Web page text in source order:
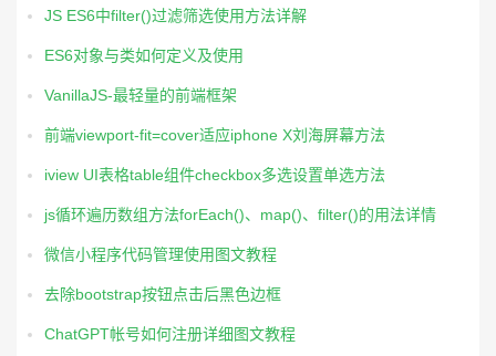
JS ES6中filter()过滤筛选使用方法详解
ES6对象与类如何定义及使用
VanillaJS-最轻量的前端框架
前端viewport-fit=cover适应iphone X刘海屏幕方法
iview UI表格table组件checkbox多选设置单选方法
js循环遍历数组方法forEach()、map()、filter()的用法详情
微信小程序代码管理使用图文教程
去除bootstrap按钮点击后黑色边框
ChatGPT帐号如何注册详细图文教程